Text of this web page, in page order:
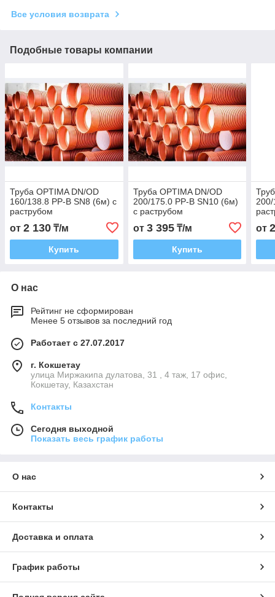
Все условия возврата
Подобные товары компании
Труба OPTIMA DN/OD
160/138.8 PP-B SN8 (6м) с
раструбом
от 2 130 ₸/м
Купить
Труба OPTIMA DN/OD
200/175.0 PP-B SN10 (6м)
с раструбом
от 3 395₸/м
Купить
200/
от
О нас
Рейтинг не сформирован
Менее 5 отзывов за последний год
Работает с 27.07.2017
г. Кокшетау
улица Миржакипа дулатова, 31 , 4 таж, 17 офис,
Кокшетау, Казахстан
Контакты
Сегодня выходной
Показать весь график работы
О нас
Контакты
Доставка и оплата
График работы